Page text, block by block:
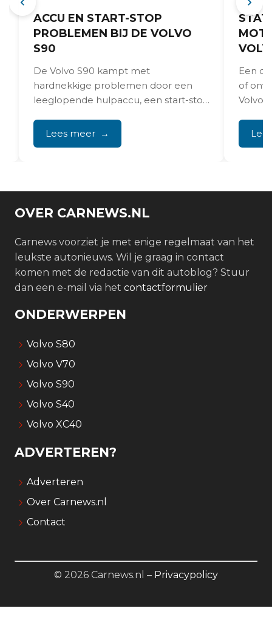
ACCU EN START-STOP
PROBLEMEN BIJ DE VOLVO
S90
De Volvo S90 kampt met
hardnekkige problemen door een
leeglopende hulpaccu, een start-stop
uitschakelen...
Lees meer
Een
of
Volvo
OVER CARNEWS.NL
Carnews voorziet je met enige regelmaat van het
leukste autonieuws. Wil je graag in contact
komen met de redactie van dit autoblog? Stuur
dan een e-mail via het contactformulier
ONDERWERPEN
Volvo S80
Volvo V70
Volvo S90
Volvo S40
Volvo XC40
ADVERTEREN?
Adverteren
Over Carnews.nl
Contact
© 2026 Carnews.nl – Privacypolicy